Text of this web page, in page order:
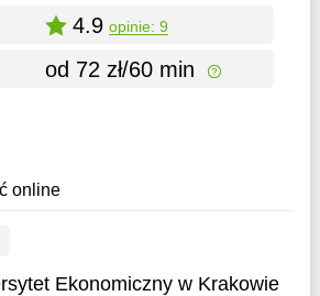
4.9 opinie: 9
od 72 zł/60 min
online
Ekonomiczny w Krakowie